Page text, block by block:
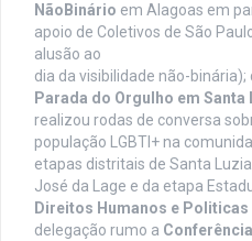
NãoBinário em Alagoas em
apoio de Coletivos de São
alusão ao
dia da visibilidade não-
Parada do Orgulho em
realizou rodas de conversa
população LGBTI+ na
etapas distritais de Santa
José da Lage e da etapa
Direitos Humanos e Politicas
delegação rumo a